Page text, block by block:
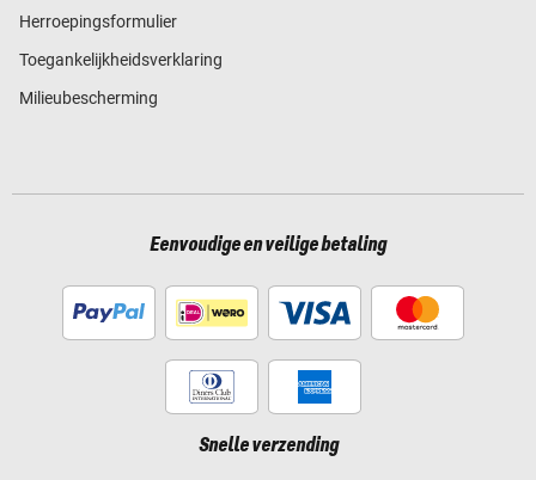
Herroepingsformulier
Toegankelijkheidsverklaring
Milieubescherming
Eenvoudige en veilige betaling
Snelle verzending